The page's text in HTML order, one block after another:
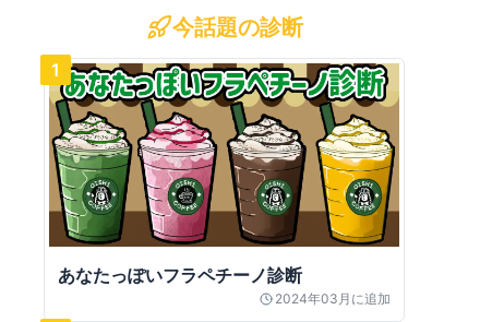
今話題の診断
1
あなたっぽいフラペチーノ診断
2024年03月 に追加